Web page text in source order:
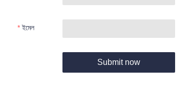
ইমেল
Submit now